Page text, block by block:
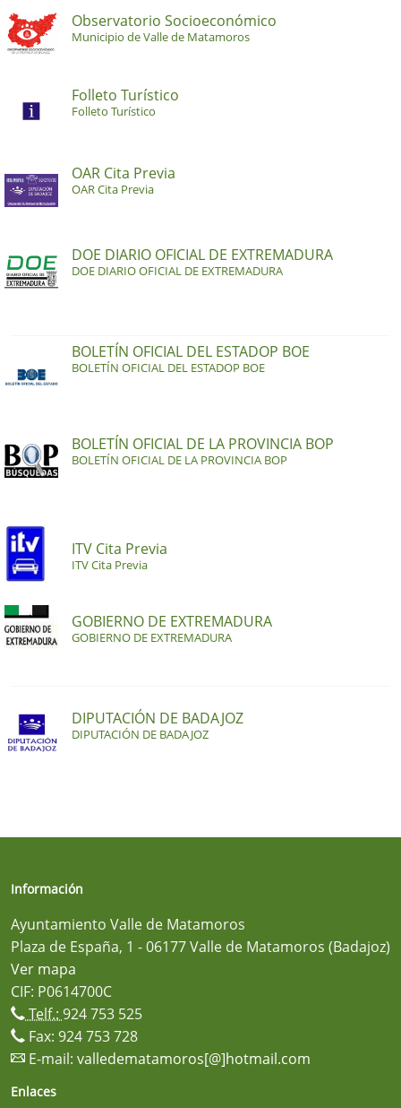
Observatorio Socioeconómico
Municipio de Valle de Matamoros
Folleto Turístico
Folleto Turístico
OAR Cita Previa
OAR Cita Previa
DOE DIARIO OFICIAL DE EXTREMADURA
DOE DIARIO OFICIAL DE EXTREMADURA
BOLETÍN OFICIAL DEL ESTADOP BOE
BOLETÍN OFICIAL DEL ESTADOP BOE
BOLETÍN OFICIAL DE LA PROVINCIA BOP
BOLETÍN OFICIAL DE LA PROVINCIA BOP
ITV Cita Previa
ITV Cita Previa
GOBIERNO DE EXTREMADURA
GOBIERNO DE EXTREMADURA
DIPUTACIÓN DE BADAJOZ
DIPUTACIÓN DE BADAJOZ
Información
Ayuntamiento Valle de Matamoros
Plaza de España, 1 - 06177 Valle de Matamoros (Badajoz)
Ver mapa
CIF: P0614700C
Telf.: 924 753 525
Fax: 924 753 728
E-mail: valledematamoros[@]hotmail.com
Enlaces